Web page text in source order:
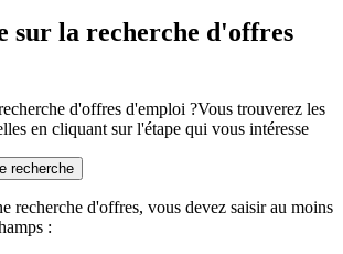
sur la recherche d'offres
d'offres d'emploi ?Vous trouverez les
en cliquant sur l'étape qui vous intéresse
recherche
recherche d'offres, vous devez saisir au moins
: